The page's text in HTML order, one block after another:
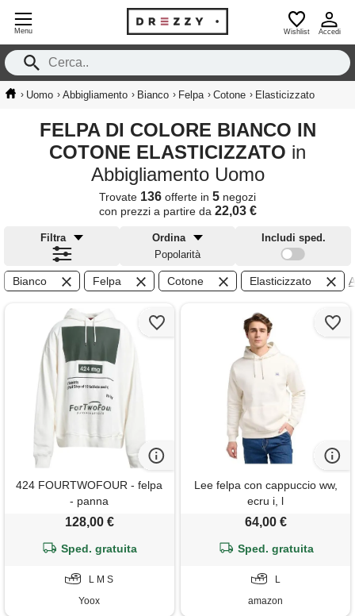
Menu Wishlist Accedi
› Uomo › Abbigliamento › Bianco › Felpa › Cotone › Elasticizzato
FELPA DI COLORE BIANCO IN
COTONE ELASTICIZZATO in
Abbigliamento Uomo
Trovate 136 offerte in 5 negozi
con prezzi a partire da 22,03 €
Filtra
Ordina
Popolarità
Includi sped.
Bianco Felpa Cotone Elasticizzato
424 FOURTWOFOUR - felpa
- panna
128,00 €
Sped. gratuita
L M S
Yoox
Lee felpa con cappuccio ww,
ecru i, l
64,00 €
Sped. gratuita
L
amazon